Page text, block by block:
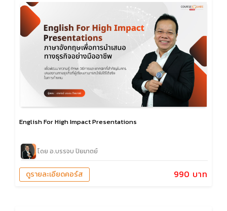
English For High Impact Presentations
โดย อ.บรรจบ ปิยมาตย์
990 บาท
ดูรายละเอียดคอร์ส